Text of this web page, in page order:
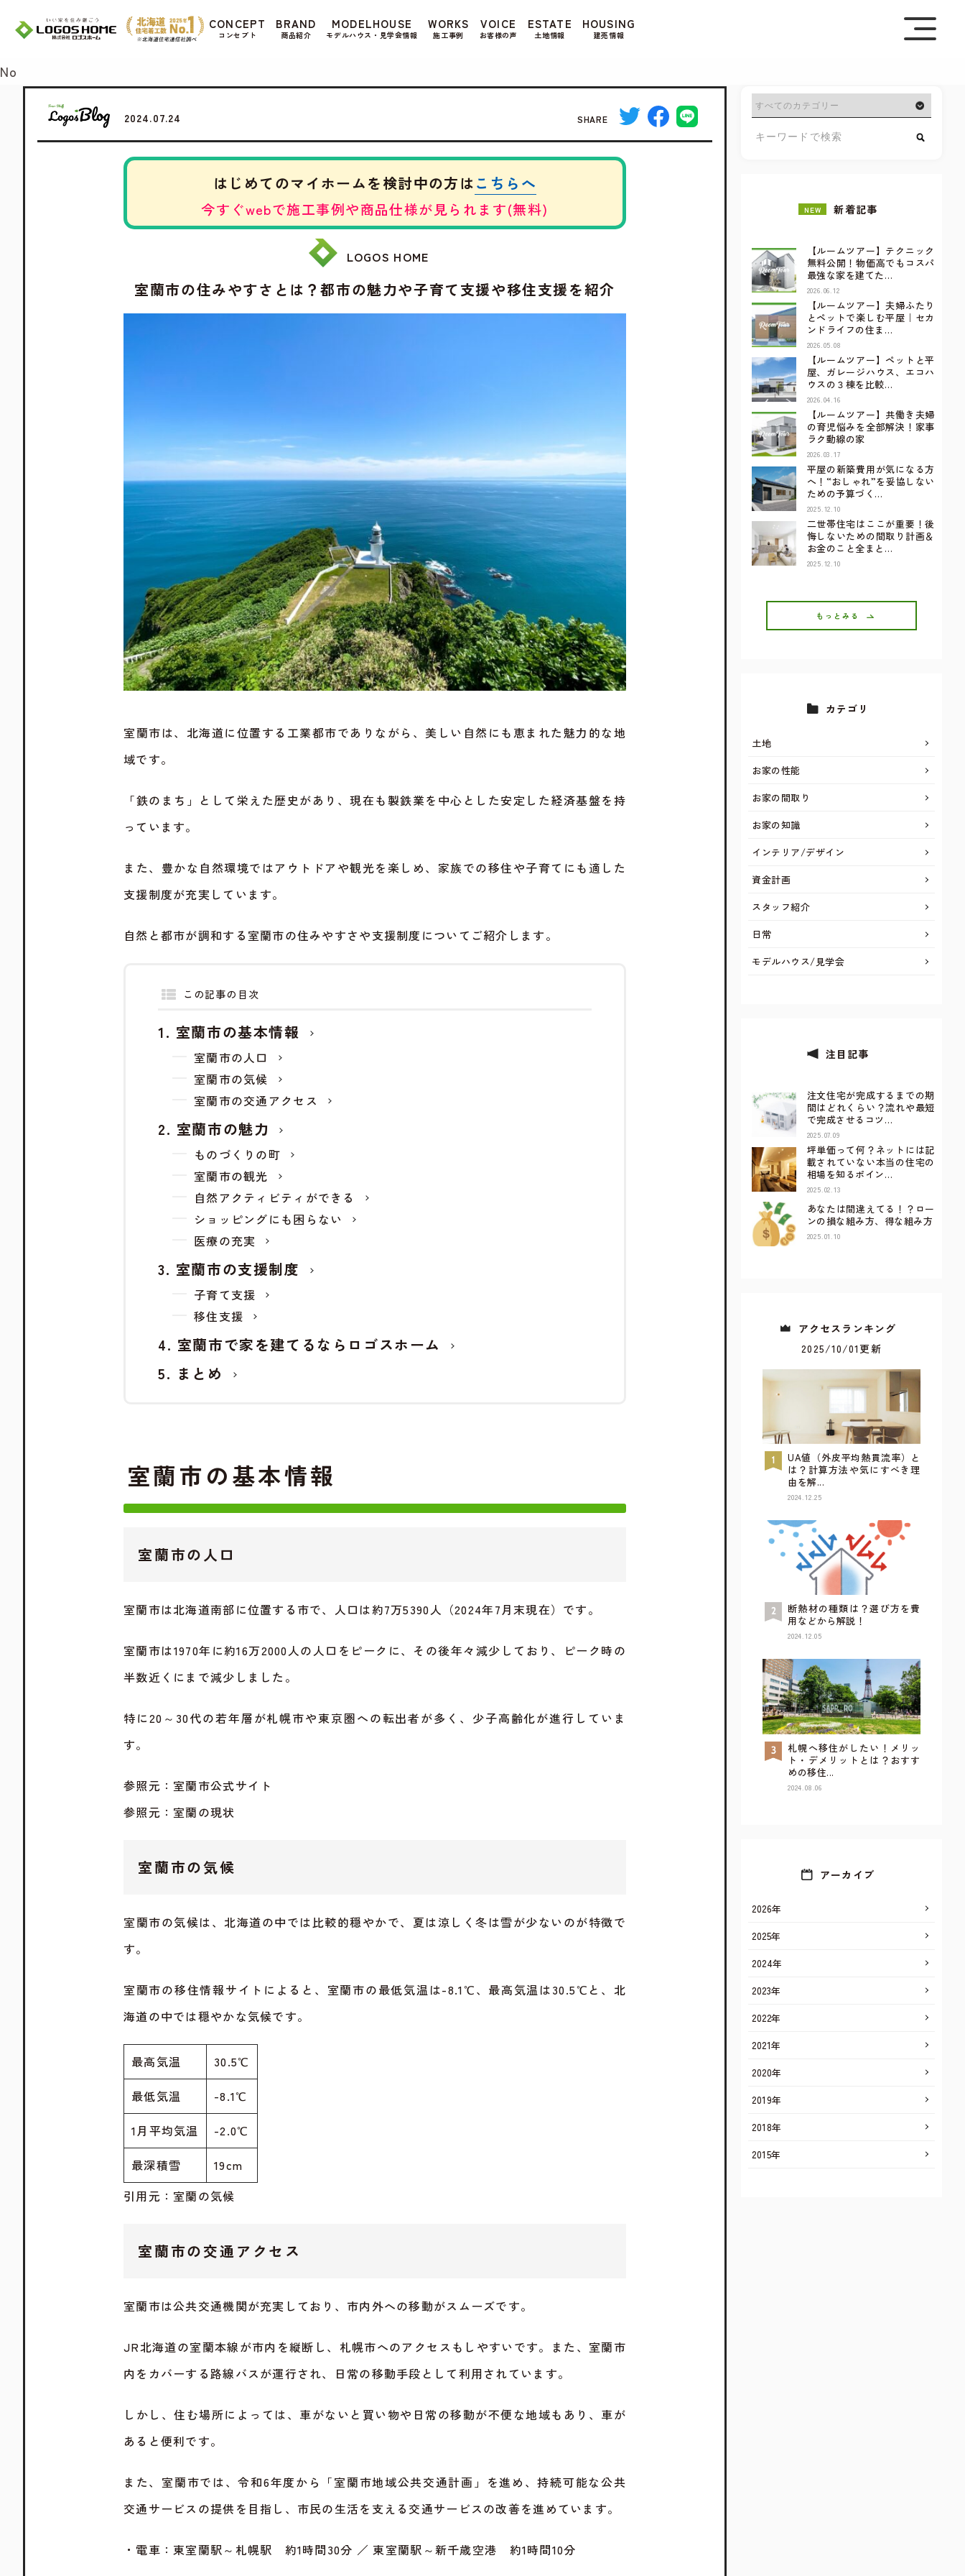
CONCEPT
コンセプト
BRAND
商品紹介
MODELHOUSE
モデルハウス・見学会情報
WORKS
施工事例
VOICE
お客様の声
ESTATE
土地情報
HOUSING
建売情報
2024.07.24 SHARE
はじめてのマイホームを検討中の方はこちらへ
今すぐwebで施工事例や商品仕様が見られます(無料)
LOGOS HOME
室蘭市の住みやすさとは？都市の魅力や子育て支援や移住支援を紹介
室蘭市は、北海道に位置する工業都市でありながら、美しい自然にも恵まれた魅力的な地
域です。
「鉄のまち」として栄えた歴史があり、現在も製鉄業を中心とした安定した経済基盤を持
っています。
また、豊かな自然環境ではアウトドアや観光を楽しめ、家族での移住や子育てにも適した
支援制度が充実しています。
自然と都市が調和する室蘭市の住みやすさや支援制度についてご紹介します。
この記事の目次
室蘭市の基本情報
室蘭市の人口
室蘭市の気候
室蘭市の交通アクセス
室蘭市の魅力
ものづくりの町
室蘭市の観光
自然アクティビティができる
ショッピングにも困らない
医療の充実
室蘭市の支援制度
子育て支援
移住支援
室蘭市で家を建てるならロゴスホーム
まとめ
室蘭市の基本情報
室蘭市の人口
室蘭市は北海道南部に位置する市で、人口は約7万5390人（2024年7月末現在）です。
室蘭市は1970年に約16万2000人の人口をピークに、その後年々減少しており、ピーク時の
半数近くにまで減少しました。
特に20～30代の若年層が札幌市や東京圏への転出者が多く、少子高齢化が進行していま
す。
参照元： 室蘭市公式サイト
参照元： 室蘭の現状
室蘭市の気候
室蘭市の気候は、北海道の中では比較的穏やかで、夏は涼しく冬は雪が少ないのが特徴で
す。
室蘭市の移住情報サイトによると、室蘭市の最低気温は-8.1℃、最高気温は30.5℃と、北
海道の中では穏やかな気候です。
最高気温
30.5℃
最低気温
-8.1℃
1月平均気温
-2.0℃
最深積雪
19cm
引用元： 室蘭の気候
室蘭市の交通アクセス
室蘭市は公共交通機関が充実しており、市内外への移動がスムーズです。
JR北海道の室蘭本線が市内を縦断し、札幌市へのアクセスもしやすいです。また、室蘭市
内をカバーする路線バスが運行され、日常の移動手段として利用されています。
しかし、住む場所によっては、車がないと買い物や日常の移動が不便な地域もあり、車が
あると便利です。
また、室蘭市では、令和6年度から「室蘭市地域公共交通計画」を進め、持続可能な公共
交通サービスの提供を目指し、市民の生活を支える交通サービスの改善を進めています。
・電車：東室蘭駅～札幌駅 約1時間30分 ／ 東室蘭駅～新千歳空港 約1時間10分
NEW 新着記事
【ルームツアー】テクニック
無料公開！物価高でもコスパ
最強な家を建てた…
2026.06.12
【ルームツアー】夫婦ふたり
とペットで楽しむ平屋｜セカ
ンドライフの住ま…
2026.05.08
【ルームツアー】ペットと平
屋、ガレージハウス、エコハ
ウスの３棟を比較…
2026.04.16
【ルームツアー】共働き夫婦
の育児悩みを全部解決！家事
ラク動線の家
2026.03.17
平屋の新築費用が気になる方
へ！“おしゃれ”を妥協しない
ための予算づく…
2025.12.10
二世帯住宅はここが重要！後
悔しないための間取り計画＆
お金のこと全まと…
2025.12.10
もっとみる
カテゴリ
土地
お家の性能
お家の間取り
お家の知識
インテリア/デザイン
資金計画
スタッフ紹介
日常
モデルハウス/見学会
注目記事
注文住宅が完成するまでの期
間はどれくらい？流れや最短
で完成させるコツ…
2025.07.09
坪単価って何？ネットには記
載されていない本当の住宅の
相場を知るポイン…
2025.02.13
あなたは間違えてる！？ロー
ンの損な組み方、得な組み方
2025.01.10
アクセスランキング
2025/10/01更新
UA値（外皮平均熱貫流率）と
は？計算方法や気にすべき理
由を解...
2024.12.25
断熱材の種類は？選び方を費
用などから解説！
2024.12.05
札幌へ移住がしたい！メリッ
ト・デメリットとは？おすす
めの移住...
2024.08.06
アーカイブ
2026年
2025年
2024年
2023年
2022年
2021年
2020年
2019年
2018年
2015年
すべてが見られるウェブカタログ
Cookie を使用して、お客様の活動を追跡してもよろしいですか? 当社ではお客様のプライバシーを極めて重視しています。詳細について、およびご質問
がある場合は、当社のプライバシーポリシーをご覧ください。
No